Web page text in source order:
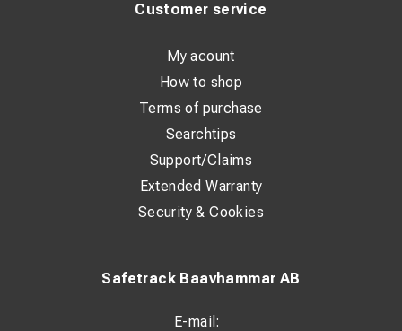
Safetrack Baavhammar AB
E-mail:
Customer service
My acount
How to shop
Terms of purchase
Searchtips
Support/Claims
Extended Warranty
Security & Cookies